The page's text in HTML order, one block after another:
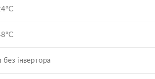
інвертора